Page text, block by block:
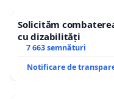
Solicităm
cu dizabilități
7 663 semnături
Notificare de